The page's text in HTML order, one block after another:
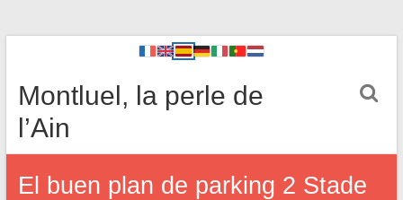
Montluel, la perle de
l’Ain
El buen plan de parking 2 Stade